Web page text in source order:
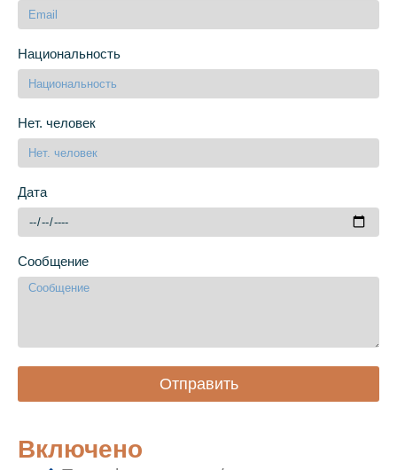
Национальность
Нет. человек
Дата
Сообщение
Отправить
Включено